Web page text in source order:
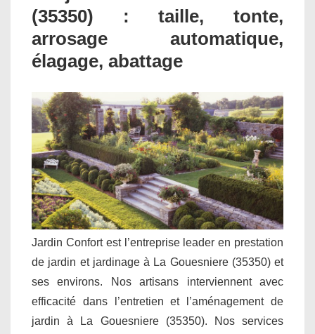
(35350) : taille, tonte,
arrosage automatique,
élagage, abattage
Jardin Confort est l’entreprise leader en prestation
de jardin et jardinage à La Gouesniere (35350) et
ses environs. Nos artisans interviennent avec
efficacité dans l’entretien et l’aménagement de
jardin à La Gouesniere (35350). Nos services